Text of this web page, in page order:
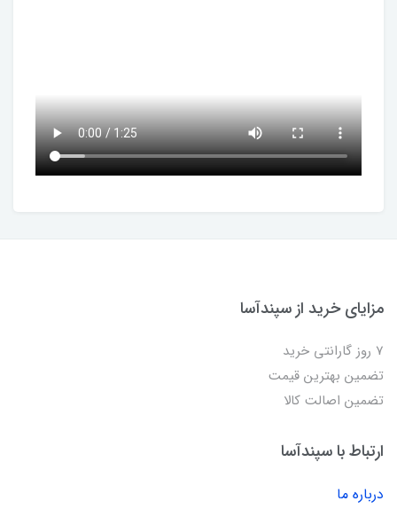
مزایای خرید از سپندآسا
7 روز گارانتی خرید
تضمین بهترین قیمت
تضمین اصالت کالا
ارتباط با سپندآسا
درباره ما